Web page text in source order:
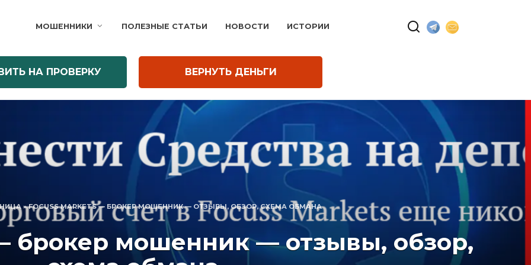
МОШЕННИКИ ПОЛЕЗНЫЕ СТАТЬИ НОВОСТИ ИСТОРИИ
НА ПРОВЕРКУ ВЕРНУТЬ ДЕНЬГИ
»FOCUSS MARKETS — БРОКЕР МОШЕННИК — ОТЗЫВЫ, ОБЗОР, СХЕМА ОБМАНА
брокер мошенник — отзывы, обзор,